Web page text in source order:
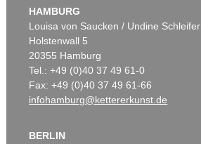
HAMBURG
Louisa von Saucken / Undine Schleifer
Holstenwall 5
20355 Hamburg
Tel.: +49 (0)40 37 49 61-0
Fax: +49 (0)40 37 49 61-66
infohamburg@kettererkunst.de
BERLIN